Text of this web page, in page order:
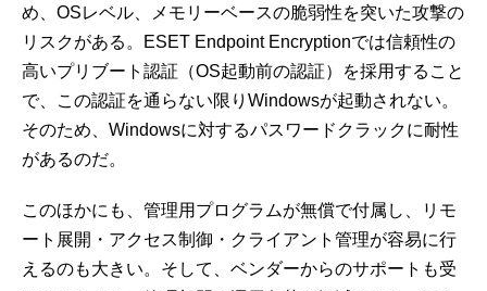
め、OSレベル、メモリーベースの脆弱性を突いた攻撃の
リスクがある。ESET Endpoint Encryptionでは信頼性の
高いプリブート認証（OS起動前の認証）を採用すること
で、この認証を通らない限りWindowsが起動されない。
そのため、Windowsに対するパスワードクラックに耐性
があるのだ。
このほかにも、管理用プログラムが無償で付属し、リモ
ート展開・アクセス制御・クライアント管理が容易に行
えるのも大きい。そして、ベンダーからのサポートも受